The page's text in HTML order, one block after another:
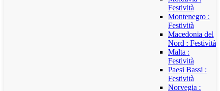
Festività
Montenegro :
Festività
Macedonia del
Nord : Festività
Malta :
Festività
Paesi Bassi :
Festività
Norvegia :